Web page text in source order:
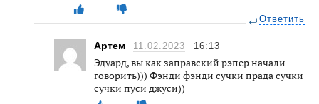
Ответить
Артем 11.02.2023 16:13
Эдуард, вы как заправский рэпер начали
говорить))) Фэнди фэнди сучки прада сучки
сучки пуси джуси))